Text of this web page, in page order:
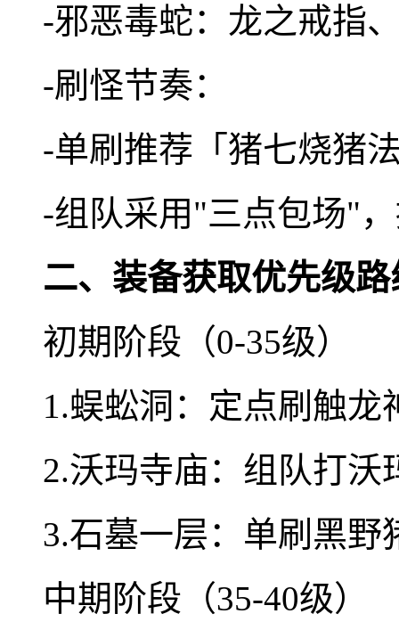
-邪恶毒蛇：龙之戒指
-刷怪节奏：
-单刷推荐「猪七烧猪
-组队采用"三点包场"
二、装备获取优先级路
初期阶段（0-35级）
1.蜈蚣洞：定点刷触
2.沃玛寺庙：组队打沃
3.石墓一层：单刷黑野
中期阶段（35-40级）